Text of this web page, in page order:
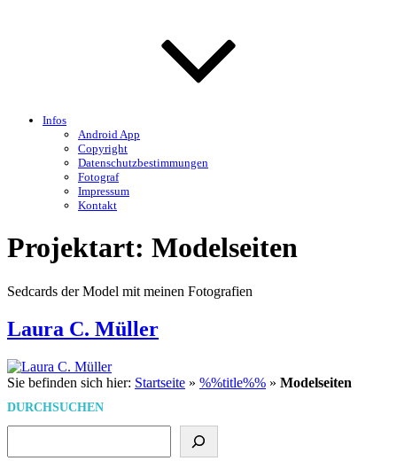
Infos
Android App
Copyright
Datenschutzbestimmungen
Fotograf
Impressum
Kontakt
Projektart: Modelseiten
Sedcards der Model mit meinen Fotografien
Laura C. Müller
Sie befinden sich hier: Startseite » %%title%% » Modelseiten
DURCHSUCHEN